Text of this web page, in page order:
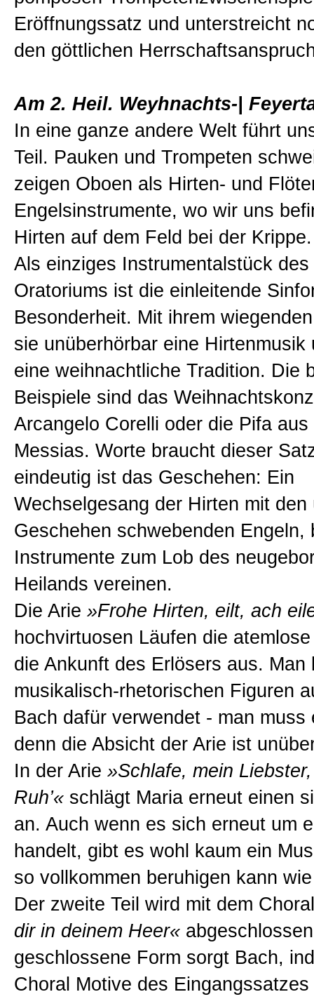
Eröffnungssatz und unterstreicht
den göttlichen
Am 2. Heil. Weyhnachts-|
In eine ganze andere Welt führt
Teil. Pauken und Trompeten
zeigen Oboen als Hirten- und
Engelsinstrumente, wo wir uns
Hirten auf dem Feld bei der Krippe.
Als einziges Instrumentalstück des
Oratoriums ist die einleitende
Besonderheit. Mit ihrem
sie unüberhörbar eine Hirtenmusik
eine weihnachtliche Tradition. Die
Beispiele sind das
Arcangelo Corelli oder die Pifa aus
Messias. Worte braucht dieser
eindeutig ist das Geschehen: Ein
Wechselgesang der Hirten mit den
Geschehen schwebenden Engeln,
Instrumente zum Lob des
Heilands vereinen.
Die Arie »Frohe Hirten, eilt, ach
hochvirtuosen Läufen die
die Ankunft des Erlösers aus. Man
musikalisch-rhetorischen Figuren
Bach dafür verwendet - man muss
denn die Absicht der Arie ist
In der Arie »Schlafe, mein
Ruh’« schlägt Maria erneut einen
an. Auch wenn es sich erneut um
handelt, gibt es wohl kaum ein
so vollkommen beruhigen kann
Der zweite Teil wird mit dem
dir in deinem Heer«
geschlossene Form sorgt Bach,
Choral Motive des